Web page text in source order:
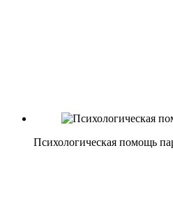
Психологическая помощь